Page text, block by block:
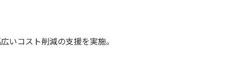
いコスト削減の支援を実施。